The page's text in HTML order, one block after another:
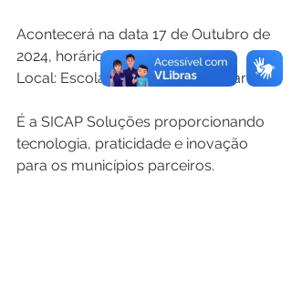
Acontecerá na data 17 de Outubro de
2024, horário: 9h.
Local: Escola Almirante Tamandaré.
É a SICAP Soluções proporcionando
tecnologia, praticidade e inovação
para os municípios parceiros.